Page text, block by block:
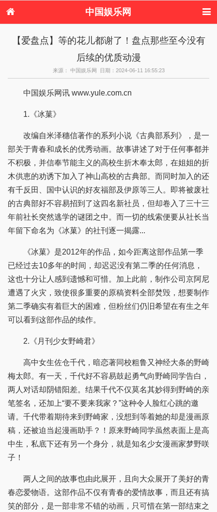
中国娱乐网
电视剧
演唱会 综艺节目
偶像活动
【爱盘点】等的花儿都谢了！盘点那些至今没有
后续的优质动漫
来源： 中国娱乐网 日期：2024-06-11 16:55:23
中国娱乐网讯 www.yule.com.cn
1.《冰菓》
改编自米泽穗信著作的系列小说《古典部系列》，是一
部关于青春和成长的优秀动画。故事讲述了对于任何事都并
不积极，并信奉节能主义的高校生折木奉太郎，在姐姐的折
木供恵的劝诱下加入了神山高校的古典部。而同时加入的还
有千反田、国中认识的好友福部及伊原等三人。即将被废社
的古典部好不容易招到了这四名新社员，但却卷入了三十三
年前社长突然逃学的谜团之中。而一切的线索便要从社长当
年留下命名为《冰菓》的社刊逐一揭露...
《冰菓》是2012年的作品，如今距离这部作品第一季
已经过去10多年的时间，却迟迟没有第二季的任何消息，
这也十分让人感到遗憾和可惜。加上此前，制作公司京阿尼
遭遇了火灾，致使很多重要的原稿资料全部焚毁，想要制作
第二季确实有着巨大的困难，但粉丝们仍旧希望在有生之年
可以看到这部作品的续作。
2.《月刊少女野崎君》
高中女生佐仓千代，暗恋著同校粗鲁又神经大条的野崎
梅太郎。有一天，千代好不容易鼓起勇气向野崎同学告白，
两人对话却阴错阳差。结果千代不仅莫名其妙得到野崎的亲
笔签名，还加上“要不要来我家？”这种令人脸红心跳的邀
请。千代带着期待来到野崎家，没想到等着她的却是漫画原
稿，还被迫当起漫画助手？！原来野崎同学虽然表面上是高
中生，私底下还有另一个身分，就是知名少女漫画家梦野咲
子！
两人之间的故事也由此展开，且向大众展开了美好的青
春恋爱物语。这部作品不仅有青春的爱情故事，而且还有搞
笑的部分，是一部非常不错的动画，只可惜在第一部结束之